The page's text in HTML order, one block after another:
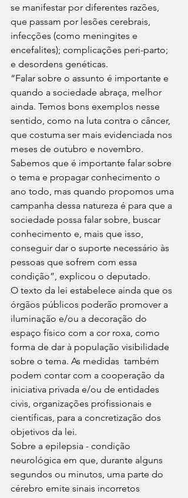
se manifestar por diferentes razões,
que passam por lesões cerebrais,
infecções (como meningites e
encefalites); complicações peri-parto;
e desordens genéticas.
“Falar sobre o assunto é importante e
quando a sociedade abraça, melhor
ainda. Temos bons exemplos nesse
sentido, como na luta contra o câncer,
que costuma ser mais evidenciada nos
meses de outubro e novembro.
Sabemos que é importante falar sobre
o tema e propagar conhecimento o
ano todo, mas quando propomos uma
campanha dessa natureza é para que a
sociedade possa falar sobre, buscar
conhecimento e, mais que isso,
conseguir dar o suporte necessário às
pessoas que sofrem com essa
condição”, explicou o deputado.
O texto da lei estabelece ainda que os
órgãos públicos poderão promover a
iluminação e/ou a decoração do
espaço físico com a cor roxa, como
forma de dar à população visibilidade
sobre o tema. As medidas  também
podem contar com a cooperação da
iniciativa privada e/ou de entidades
civis, organizações profissionais e
científicas, para a concretização dos
objetivos da lei.
Sobre a epilepsia - condição
neurológica em que, durante alguns
segundos ou minutos, uma parte do
cérebro emite sinais incorretos